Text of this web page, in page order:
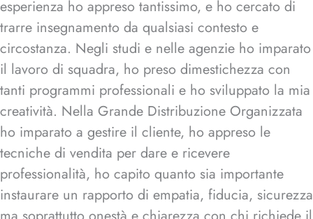
esperienza ho appreso tantissimo, e ho cercato di
trarre insegnamento da qualsiasi contesto e
circostanza. Negli studi e nelle agenzie ho imparato
il lavoro di squadra, ho preso dimestichezza con
tanti programmi professionali e ho sviluppato la mia
creatività. Nella Grande Distribuzione Organizzata
ho imparato a gestire il cliente, ho appreso le
tecniche di vendita per dare e ricevere
professionalità, ho capito quanto sia importante
instaurare un rapporto di empatia, fiducia, sicurezza